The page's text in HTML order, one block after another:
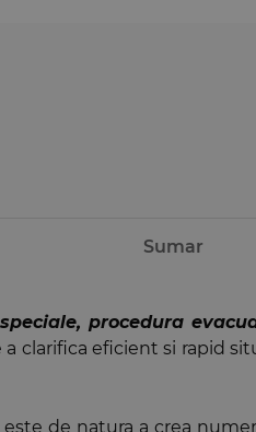
Sumar
procedura
clarifica eficient si rapid
este de natura a crea